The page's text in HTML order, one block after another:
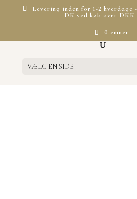
Levering inden for 1-2 hverdage
DK ved køb over DKK
0 emner
VÆLG EN SIDE